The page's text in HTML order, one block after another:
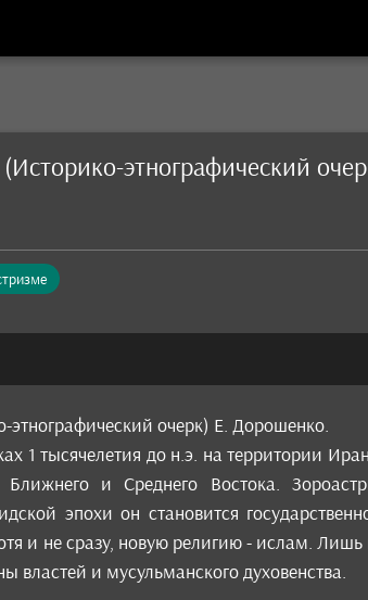
этнографический
очерк) Е. Дорошенко.
1 тысячелетия до н.э. на территории
Ближнего и Среднего Востока.
эпохи он становится
и не сразу, новую религию - ислам.
властей и мусульманского духовенства.